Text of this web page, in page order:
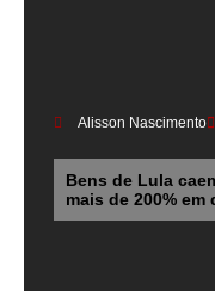
Alisson Nascimento
Bens de Lula
mais de 200% em